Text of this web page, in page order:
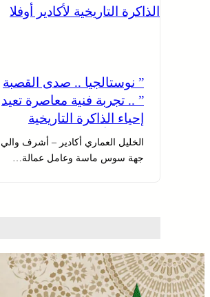
” نوستالجيا .. صدى القصبة
” .. تجربة فنية معاصرة تعيد
إحياء الذاكرة التاريخية
لأكادير أوفلا
الخليل العماري أكادير – أشرف والي
جهة سوس ماسة وعامل عمالة…